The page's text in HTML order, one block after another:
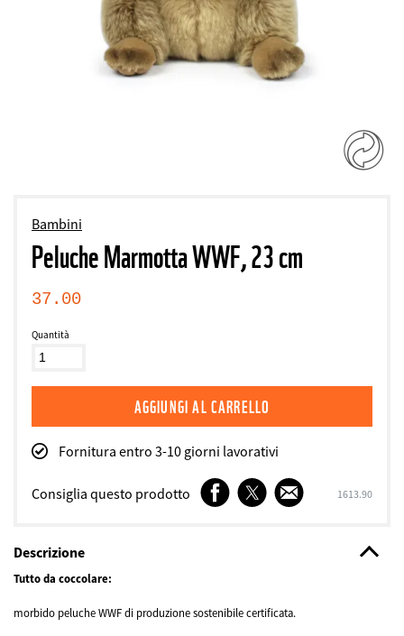
Bambini
Peluche Marmotta WWF, 23 cm
37.00
Quantità
Fornitura entro 3-10 giorni lavorativi
Consiglia questo prodotto FacebookTwitterE-
mail
SKU
1613.90
Descrizione
Tutto da coccolare:
morbido peluche WWF di produzione sostenibile certificata.